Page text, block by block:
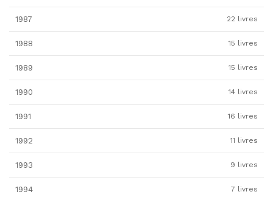
1987 22 livres
1988 15 livres
1989 15 livres
1990 14 livres
1991 16 livres
1992 11 livres
1993 9 livres
1994 7 livres